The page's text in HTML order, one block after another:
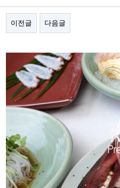
이전글 다음글
본문